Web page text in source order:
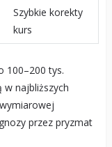
Szybkie korekty
kurs
100–200 tys.
najbliższych
przez pryzmat